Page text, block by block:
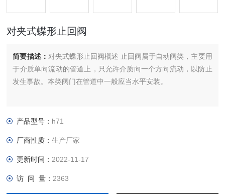
对夹式蝶形止回阀
简要描述： ​对夹式蝶形止回阀概述 止回阀属于自动阀类，主要用
于介质单向流动的管道上，只允许介质向一个方向流动，以防止
发生事故。本类阀门在管道中一般应当水平安装。
产品型号： h71
厂商性质：生产厂家
更新时间： 2022-11-17
访 问 量： 2363